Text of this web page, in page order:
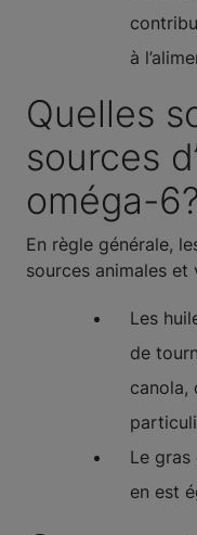
à
Quelles
sources
oméga-6?
En règle générale,
sources animales et
Les
de
canola,
Le gras
en est